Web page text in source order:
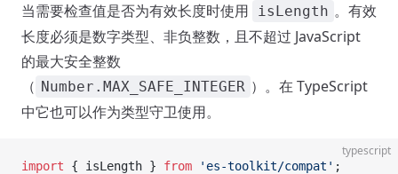
当需要检查值是否为有效长度时使用 isLength 。有效
长度必须是数字类型、非负整数，且不超过 JavaScript
的最大安全整数
（ Number.MAX_SAFE_INTEGER ）。在 TypeScript
中它也可以作为类型守卫使用。
typescript
import { isLength } from 'es-toolkit/compat' ;